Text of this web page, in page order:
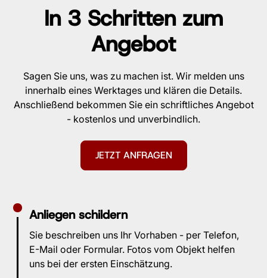
In 3 Schritten zum
Angebot
Sagen Sie uns, was zu machen ist. Wir melden uns
innerhalb eines Werktages und klären die Details.
Anschließend bekommen Sie ein schriftliches Angebot
- kostenlos und unverbindlich.
JETZT ANFRAGEN
Anliegen schildern
Sie beschreiben uns Ihr Vorhaben - per Telefon,
E-Mail oder Formular. Fotos vom Objekt helfen
uns bei der ersten Einschätzung.